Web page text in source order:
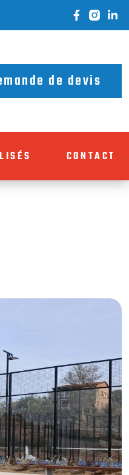
de devis
CONTACT